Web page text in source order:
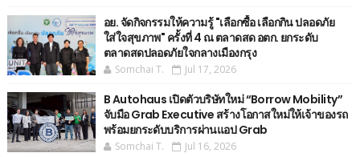
อย. จัดกิจกรรมให้ความรู้ "เลือกซื้อ เลือกกิน ปลอดภัย
ใส่ใจสุขภาพ" ครั้งที่ 4 ณ ตลาดสด อตก. ยกระดับ
ตลาดสดปลอดภัยใจกลางเมืองกรุง
Somchai T. Jul 17, 2026
B Autohaus เปิดตัวบริษัทใหม่ “Borrow Mobility”
จับมือ Grab Executive สร้างโอกาสใหม่ให้เจ้าของรถ
พร้อมยกระดับบริการผ่านแอป Grab
Somchai T. Jul 16, 2026